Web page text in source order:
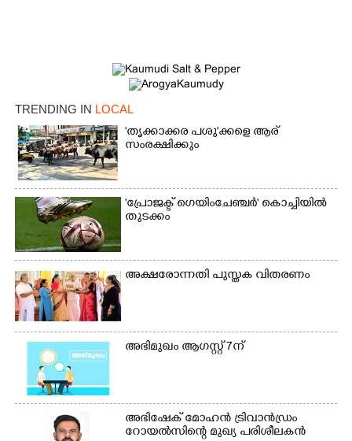
TRENDING IN LOCAL
'തൃക്കാക്കര പശു'ക്കളെ ആര്
സംരക്ഷിക്കും
'പ്രോജക്ട് ഗെയിംചേഞ്ചർ' കൊച്ചിയിൽ
തുടക്കം
അക്ഷരോന്നതി പുസ്തക വിതരണം
അഭിമുഖം ആഗസ്റ്റ് 7ന്
അഭിഷേക് മോഹൻ ട്രിവാൻഡ്രം
റോയൽസിന്റെ മുഖ്യ പരിശീലകൻ
Share this link